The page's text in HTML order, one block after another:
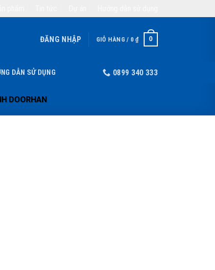
ĐĂNG NHẬP GIỎ HÀNG / 0₫ 0
DẪN SỬ DỤNG 0899 340 333
DOORHAN